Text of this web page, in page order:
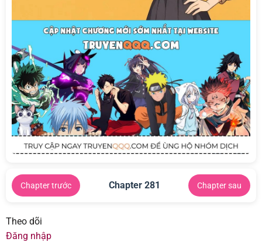
Chapter trước Chapter 281 Chapter sau
Theo dõi
Đăng nhập